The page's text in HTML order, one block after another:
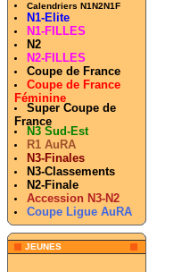
Calendriers N1N2N1F
N1-Elite
N1-FILLES
N2
N2-FILLES
Coupe de France
Coupe de France
Féminine
Super Coupe de
France
N3 Sud-Est
R1 AuRA
N3-Finales
N3-Classements
N2-Finale
Accession N3-N2
Coupe Ligue AuRA
JEUNES